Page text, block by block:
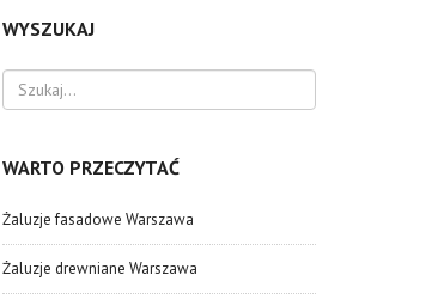
WYSZUKAJ
WARTO PRZECZYTAĆ
Żaluzje fasadowe Warszawa
Żaluzje drewniane Warszawa